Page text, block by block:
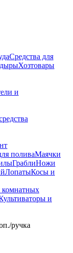
Средства для
Хозтовары
и
поливаМаячки
ГраблиНожи
ЛопатыКосы и
комнатных
и
ручка